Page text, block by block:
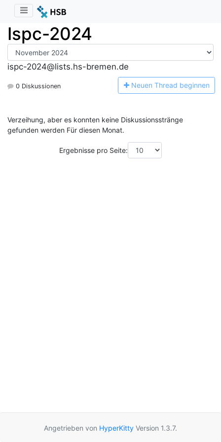
Ispc-2024
ispc-2024@lists.hs-bremen.de
0 Diskussionen Neuen Thread beginnen
Verzeihung, aber es konnten keine Diskussionsstränge
gefunden werden Für diesen Monat.
Ergebnisse pro Seite:
Angetrieben von HyperKitty Version 1.3.7.